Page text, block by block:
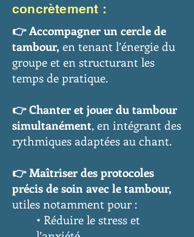
concrètement :
👉Accompagner un cercle de
tambour, en tenant l’énergie du
groupe et en structurant les
temps de pratique.
👉 Chanter et jouer du tambour
simultanément, en intégrant des
rythmiques adaptées au chant.
👉 Maîtriser des protocoles
précis de soin avec le tambour,
utiles notamment pour :
• Réduire le stress et